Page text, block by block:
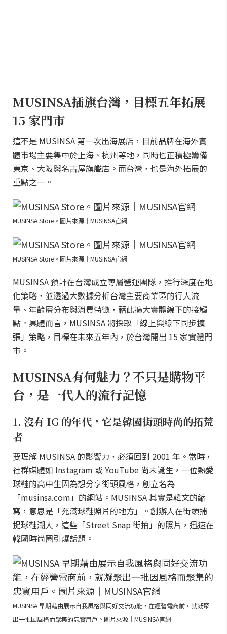
MUSINSA插旗台灣，目標五年拓展
15 家門市
這不是 MUSINSA 第一次出海展店，目前品牌在海外實
體市場主要集中於上海、杭州等地，同時也正積極籌備
東京、大阪與名古屋旗艦店。而台灣，也是海外拓展的
重點之一。
MUSINSA Store。圖片來源｜MUSINSA官網
MUSINSA Store。圖片來源｜MUSINSA官網
MUSINSA 預計在台灣成立專屬營運團隊，推行深度在地
化策略，並透過大數據分析台灣主要商業區的行人流
量、年齡層分布與消費特徵，藉此擴大實體線下的接觸
點。具體而言，MUSINSA 將採取「線上與線下同步擴
張」策略，目標在未來五年內，於台灣開出 15 家實體門
市。
MUSINSA有何魅力？不只是購物平
台，是一代人的流行記憶
1. 沒有 IG 的年代，它是韓國街頭時尚的拓荒
者
要理解 MUSINSA 的影響力，必須回到 2001 年。當時，
社群媒體如 Instagram 或 YouTube 尚未誕生，一位熱愛
球鞋的高中生因為想分享街頭風格，創立名為
「musinsa.com」的網站。MUSINSA 其實是韓文的縮
寫，意思是「充滿球鞋照片的地方」。創辦人在街頭捕
捉球鞋潮人，這些「Street Snap 街拍」的照片，迅速在
韓國時尚圈引爆話題。
MUSINSA 早期藉由展示自我風格與同好交流功能，在經營電商前，就凝聚
出一批因風格而聚集的忠實用戶。圖片來源｜MUSINSA官網